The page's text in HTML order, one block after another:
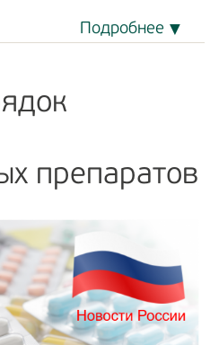
Подробнее
препаратов